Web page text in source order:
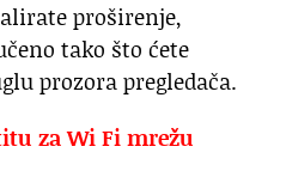
proširenje,
tako što ćete
prozora pregledača.
za Wi Fi mrežu